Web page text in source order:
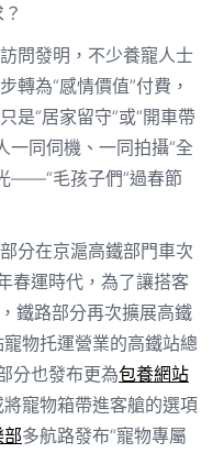
問發明，不少養寵人士
轉為“感情價值”付費，
是“居家留守”或“開車帶
一同伺機、一同拍攝“全
——“毛孩子們”過春節
分在京滬高鐵部門車次
春運時代，為了讓搭客
鐵路部分再次擴展高鐵
物托運營業的高鐵站總
分也發布更為包養網站
寵物箱帶進客艙的選項
多航路發布“寵物專屬